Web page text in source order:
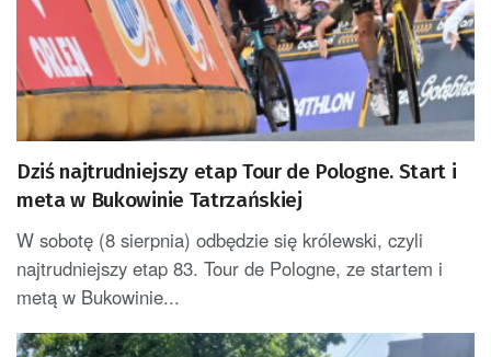
Dziś najtrudniejszy etap Tour de Pologne. Start i
meta w Bukowinie Tatrzańskiej
W sobotę (8 sierpnia) odbędzie się królewski, czyli
najtrudniejszy etap 83. Tour de Pologne, ze startem i
metą w Bukowinie...